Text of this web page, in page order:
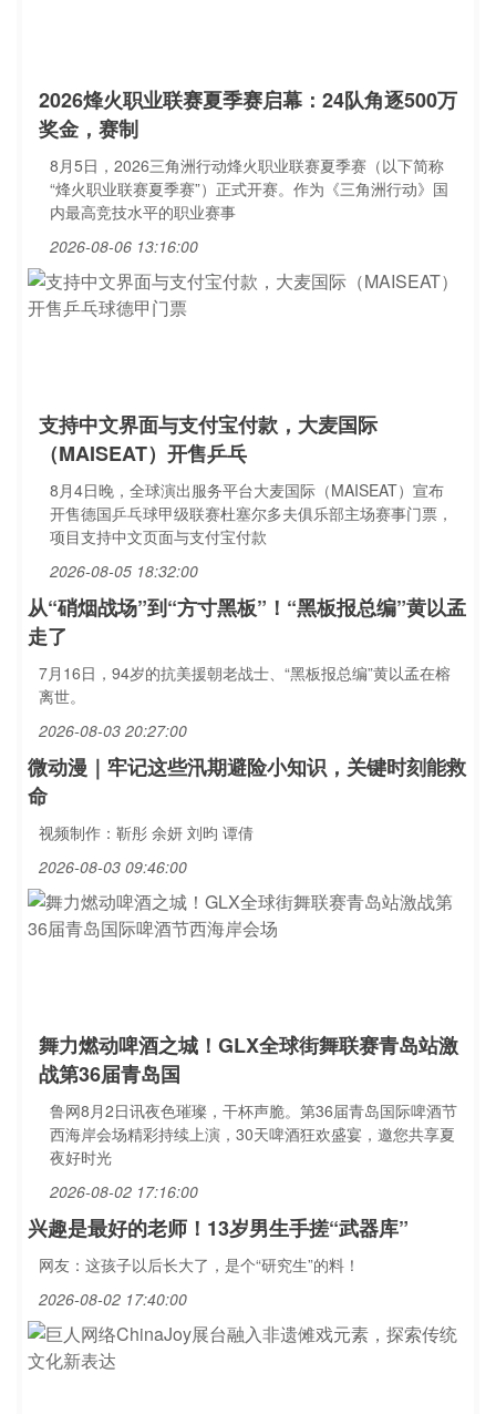
2026烽火职业联赛夏季赛启幕：24队角逐500万
奖金，赛制
8月5日，2026三角洲行动烽火职业联赛夏季赛（以下简称
“烽火职业联赛夏季赛”）正式开赛。作为《三角洲行动》国
内最高竞技水平的职业赛事
2026-08-06 13:16:00
支持中文界面与支付宝付款，大麦国际
（MAISEAT）开售乒乓
8月4日晚，全球演出服务平台大麦国际（MAISEAT）宣布
开售德国乒乓球甲级联赛杜塞尔多夫俱乐部主场赛事门票，
项目支持中文页面与支付宝付款
2026-08-05 18:32:00
从“硝烟战场”到“方寸黑板”！“黑板报总编”黄以孟
走了
7月16日，94岁的抗美援朝老战士、“黑板报总编”黄以孟在榕
离世。
2026-08-03 20:27:00
微动漫｜牢记这些汛期避险小知识，关键时刻能救
命
视频制作：靳彤 余妍 刘昀 谭倩
2026-08-03 09:46:00
舞力燃动啤酒之城！GLX全球街舞联赛青岛站激
战第36届青岛国
鲁网8月2日讯夜色璀璨，干杯声脆。第36届青岛国际啤酒节
西海岸会场精彩持续上演，30天啤酒狂欢盛宴，邀您共享夏
夜好时光
2026-08-02 17:16:00
兴趣是最好的老师！13岁男生手搓“武器库”
网友：这孩子以后长大了，是个“研究生”的料！
2026-08-02 17:40:00